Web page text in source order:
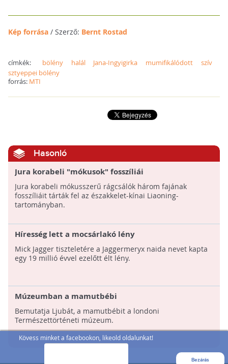
Kövess minket a facebookon, likeold oldalunkat!
Bezárás
Kép forrása/ Szerző: Bernt Rostad
címkék: bölény halál Jana-Ingyigirka mumifikálódott
szív
sztyeppei bölény
forrás: MTI
Hasonló
Jura korabeli "mókusok" fosszíliái
Jura korabeli mókusszerű rágcsálók három fajának
fosszíliáit tárták fel az északkelet-kínai Liaoning-
tartományban.
Híresség lett a mocsárlakó lény
Mick Jagger tiszteletére a Jaggermeryx naida nevet kapta
egy 19 millió évvel ezelőtt élt lény.
Múzeumban a mamutbébi
Bemutatja Ljubát, a mamutbébit a londoni
Természettörténeti múzeum.